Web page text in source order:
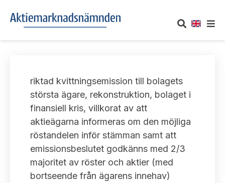
Om oss
Vårt uppdrag
Informationsgivning
Arbetssätt och jävsfrågor
UTTALANDEN
Om nämndens uttalanden
Framställningar och konsultation
Uttalanden sorterade efter publiceringsdatum
TAKEOVER-REGLER
Takeover-regler för reglerade marknader och vissa
handelsplattformar
AKTUELLT
Nyheter och pressmeddelanden
KONTAKT
riktad kvittningsemission till bolagets
största ägare, rekonstruktion, bolaget i
finansiell kris, villkorat av att
aktieägarna informeras om den möjliga
röstandelen inför stämman samt att
emissionsbeslutet godkänns med 2/3
majoritet av röster och aktier (med
bortseende från ägarens innehav)